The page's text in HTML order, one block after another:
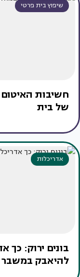
שיפוץ בית פרטי
חשיבות
של בית
אדריכלות
בונים ירוק: כך
להיאבק במשבר